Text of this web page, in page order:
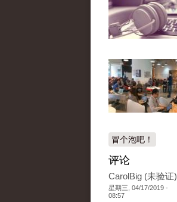
冒个泡吧！
评论
CarolBig (未验证)
星期三, 04/17/2019 -
08:57